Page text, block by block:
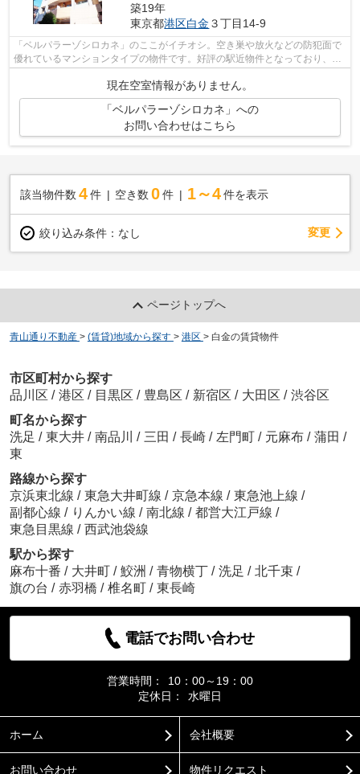
築19年
東京都港区白金 ３丁目14-9
「ベルパラーゾシロカネ」のここがイチオシ。空き巣や放火などの防犯面で
優れているマンションタイプの物件です。好評の駅近物件となっており、駅
より徒歩8分に立地しています。こちら...
現在空室情報がありません。
「ベルパラーゾシロカネ」への
お問い合わせはこちら
該当物件数 4件 空き数 0 件 1～4 件を表示
絞り込み条件： なし 変更
ページトップへ
青山通り不動産 > (賃貸)地域から探す > 港区 > 白金の賃貸物件
市区町村から探す
品川区 / 港区 / 目黒区 / 豊島区 / 新宿区 / 大田区 / 渋谷区
町名から探す
洗足 / 東大井 / 南品川 / 三田 / 長崎 / 左門町 / 元麻布 / 蒲田 /
東
路線から探す
京浜東北線 / 東急大井町線 / 京急本線 / 東急池上線 /
副都心線 / りんかい線 / 南北線 / 都営大江戸線 /
東急目黒線 / 西武池袋線
駅から探す
麻布十番 / 大井町 / 鮫洲 / 青物横丁 / 洗足 / 北千束 /
旗の台 / 赤羽橋 / 椎名町 / 東長崎
電話でお問い合わせ
営業時間：
10：00～19：00
定休日：
水曜日
ホーム 会社概要
お問い合わせ 物件リクエスト